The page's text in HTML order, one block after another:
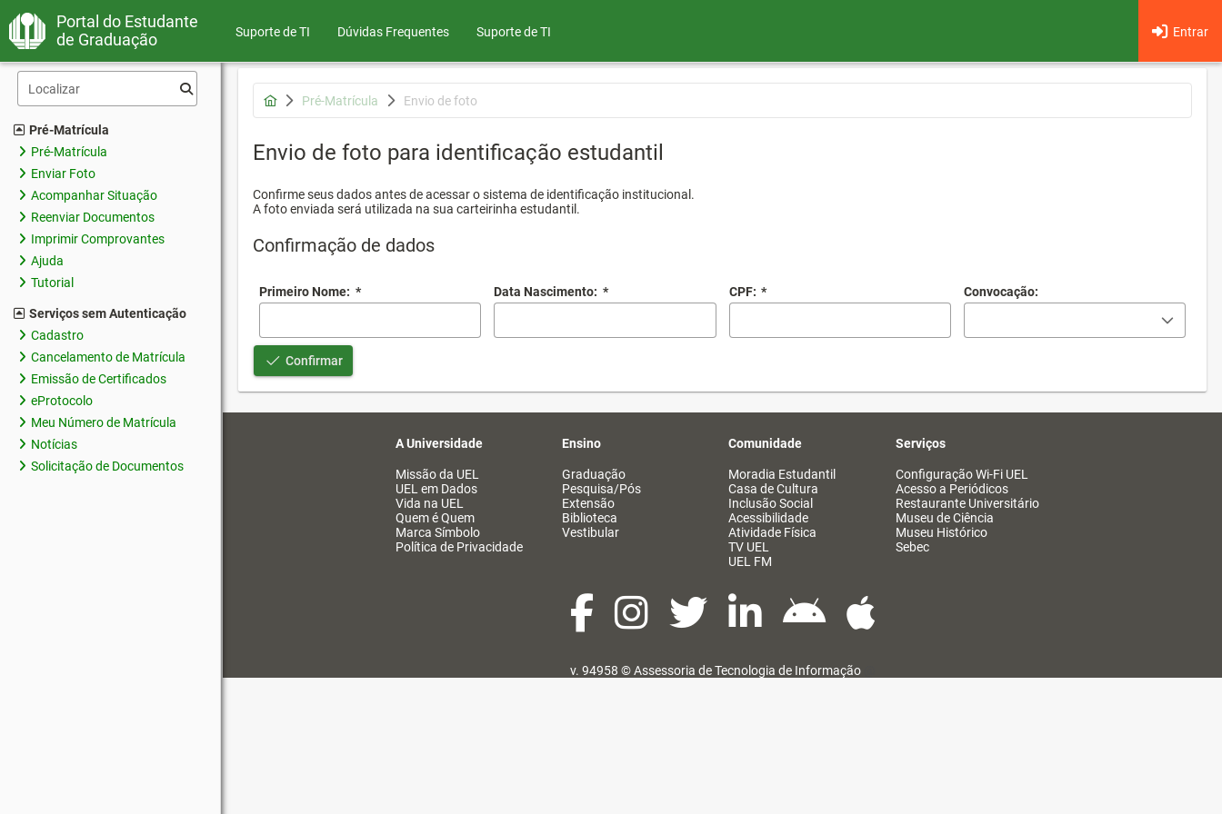
Portal do Estudante
de Graduação
Suporte de TI Dúvidas Frequentes Entrar
Suporte de TI
Pré-Matrícula
Pré-Matrícula
Enviar Foto
Acompanhar Situação
Reenviar Documentos
Imprimir Comprovantes
Ajuda
Tutorial
Serviços sem Autenticação
Cadastro
Cancelamento de Matrícula
Emissão de Certificados
eProtocolo
Meu Número de Matrícula
Notícias
Solicitação de Documentos
Pré-Matrícula Envio de foto
Envio de foto para identificação estudantil
Confirme seus dados antes de acessar o sistema de identificação institucional.
A foto enviada será utilizada na sua carteirinha estudantil.
Confirmação de dados
Primeiro Nome: * Data Nascimento: * CPF: * Convocação:
Confirmar
A Universidade
Missão da UEL
UEL em Dados
Vida na UEL
Quem é Quem
Marca Símbolo
Política de Privacidade
Ensino
Graduação
Pesquisa/Pós
Extensão
Biblioteca
Vestibular
Comunidade
Moradia Estudantil
Casa de Cultura
Inclusão Social
Acessibilidade
Atividade Física
TV UEL
UEL FM
Serviços
Configuração Wi-Fi UEL
Acesso a Periódicos
Restaurante Universitário
Museu de Ciência
Museu Histórico
Sebec
v. 94958 ©Assessoria de Tecnologia de Informação